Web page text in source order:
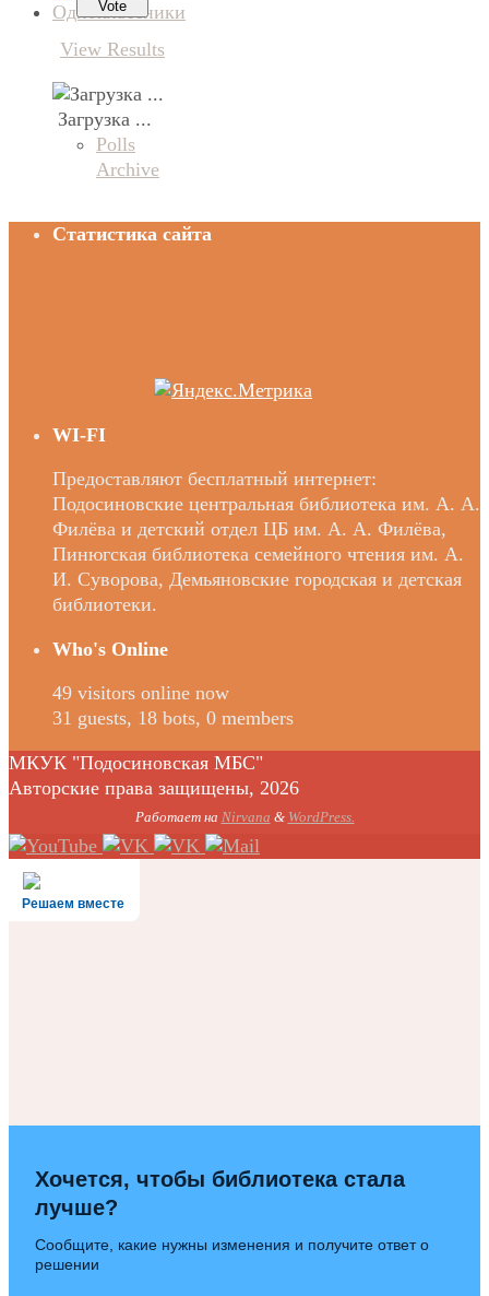
View Results
Загрузка ...
Polls
Archive
Статистика сайта
WI-FI
Предоставляют бесплатный интернет:
Подосиновские центральная библиотека им. А. А.
Филёва и детский отдел ЦБ им. А. А. Филёва,
Пинюгская библиотека семейного чтения им. А.
И. Суворова, Демьяновские городская и детская
библиотеки.
Who's Online
49 visitors online now
31 guests, 18 bots, 0 members
МКУК "Подосиновская МБС"
Авторские права защищены, 2026
Работает на Nirvana & WordPress.
Решаем вместе
Хочется, чтобы библиотека стала
лучше?
Сообщите, какие нужны изменения и получите ответ о
решении